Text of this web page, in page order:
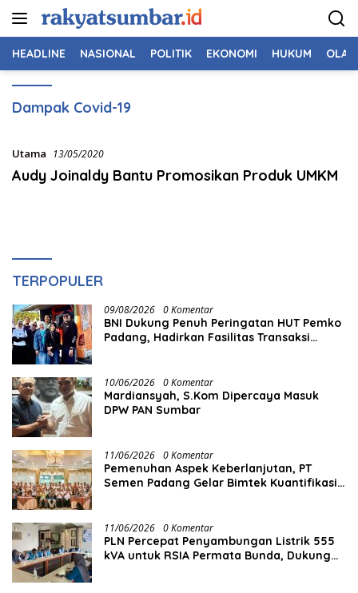
HEADLINE NASIONAL POLITIK EKONOMI HUKUM
Dampak Covid-19
Utama 13/05/2020
Audy Joinaldy Bantu Promosikan Produk UMKM
TERPOPULER
09/08/2026 0 Komentar
BNI Dukung Penuh Peringatan HUT Pemko
Padang, Hadirkan Fasilitas Transaksi
10/06/2026 0 Komentar
Mardiansyah, S.Kom Dipercaya Masuk
DPW PAN Sumbar
11/06/2026 0 Komentar
Pemenuhan Aspek Keberlanjutan, PT
Semen Padang Gelar Bimtek Kuantifikasi
11/06/2026 0 Komentar
PLN Percepat Penyambungan Listrik 555
kVA untuk RSIA Permata Bunda, Dukung